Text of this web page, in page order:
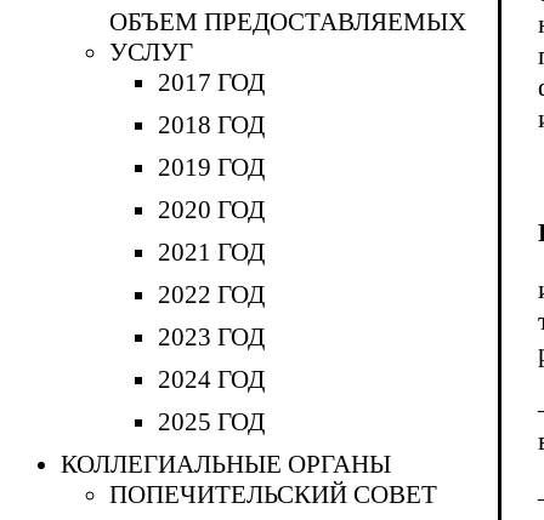
ОБЪЕМ ПРЕДОСТАВЛЯЕМЫХ
УСЛУГ
2017 ГОД
2018 ГОД
2019 ГОД
2020 ГОД
2021 ГОД
2022 ГОД
2023 ГОД
2024 ГОД
2025 ГОД
КОЛЛЕГИАЛЬНЫЕ ОРГАНЫ
ПОПЕЧИТЕЛЬСКИЙ СОВЕТ